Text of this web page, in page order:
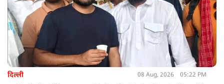
दिल्ली 08 Aug, 2026 05:22 PM